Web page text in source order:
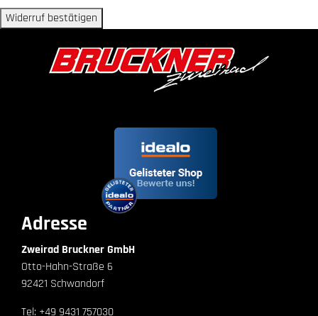
Widerruf bestätigen
Adresse
Zweirad Bruckner GmbH
Otto-Hahn-Straße 6
92421 Schwandorf
Tel: +49 9431 757030